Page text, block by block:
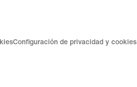
Configuración de privacidad y cookies